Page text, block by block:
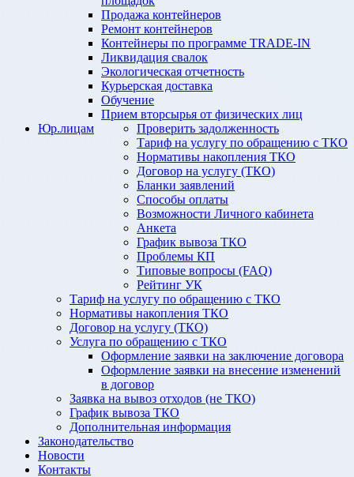
Продажа контейнеров
Ремонт контейнеров
Контейнеры по программе TRADE-IN
Ликвидация свалок
Экологическая отчетность
Курьерская доставка
Обучение
Прием вторсырья от физических лиц
Проверить задолженность
Тариф на услугу по обращению с ТКО
Нормативы накопления ТКО
Договор на услугу (ТКО)
Бланки заявлений
Способы оплаты
Возможности Личного кабинета
Анкета
График вывоза ТКО
Проблемы КП
Типовые вопросы (FAQ)
Рейтинг УК
Юр.лицам
Тариф на услугу по обращению с ТКО
Нормативы накопления ТКО
Договор на услугу (ТКО)
Услуга по обращению с ТКО
Оформление заявки на заключение договора
Оформление заявки на внесение изменений
в договор
Заявка на вывоз отходов (не ТКО)
График вывоза ТКО
Дополнительная информация
Законодательство
Новости
Контакты